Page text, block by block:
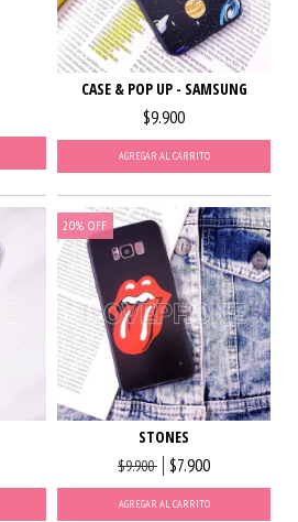
CASE & POP UP - SAMSUNG
$9.900
AGREGAR AL CARRITO
20% OFF
STONES
$9.900 $7.900
AGREGAR AL CARRITO